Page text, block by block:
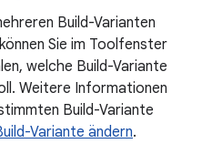
Build-Varianten
Sie im Toolfenster
welche Build-Variante
Weitere Informationen
Build-Variante
Variante ändern.